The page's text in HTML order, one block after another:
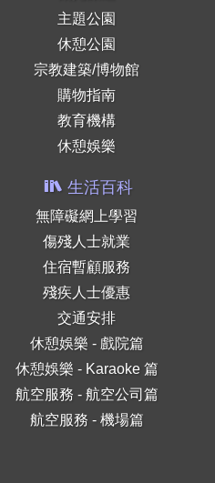
主題公園
休憩公園
宗教建築/博物館
購物指南
教育機構
休憩娛樂
生活百科
無障礙網上學習
傷殘人士就業
住宿暫顧服務
殘疾人士優惠
交通安排
休憩娛樂 - 戲院篇
休憩娛樂 - Karaoke 篇
航空服務 - 航空公司篇
航空服務 - 機場篇